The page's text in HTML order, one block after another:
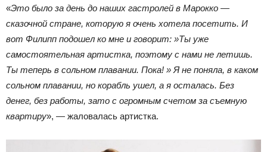
«Это было за день до наших гастролей в Марокко —
сказочной стране, которую я очень хотела посетить. И
вот Филипп подошел ко мне и говорит: »Ты уже
самостоятельная артистка, поэтому с нами не летишь.
Ты теперь в сольном плавании. Пока! » Я не поняла, в каком
сольном плавании, но корабль ушел, а я осталась. Без
денег, без работы, зато с огромным счетом за съемную
квартиру», — жаловалась артистка.